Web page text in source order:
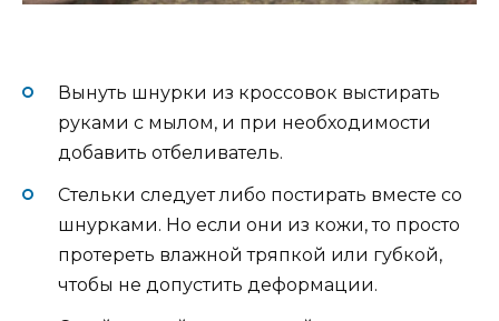
Вынуть шнурки из кроссовок выстирать
руками с мылом, и при необходимости
добавить отбеливатель.
Стельки следует либо постирать вместе со
шнурками. Но если они из кожи, то просто
протереть влажной тряпкой или губкой,
чтобы не допустить деформации.